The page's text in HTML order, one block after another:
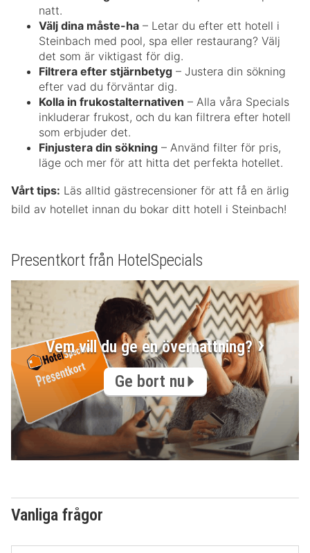
natt.
Välj dina måste-ha – Letar du efter ett hotell i
Steinbach med pool, spa eller restaurang? Välj
det som är viktigast för dig.
Filtrera efter stjärnbetyg – Justera din sökning
efter vad du förväntar dig.
Kolla in frukostalternativen – Alla våra Specials
inkluderar frukost, och du kan filtrera efter hotell
som erbjuder det.
Finjustera din sökning – Använd filter för pris,
läge och mer för att hitta det perfekta hotellet.
Vårt tips: Läs alltid gästrecensioner för att få en ärlig
bild av hotellet innan du bokar ditt hotell i Steinbach!
Presentkort från HotelSpecials
Vem vill du ge en övernattning?
Ge bort nu
Vanliga frågor